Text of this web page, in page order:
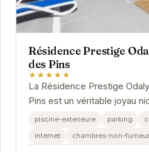
Résidence Prestige
des Pins
★★★★★
La Résidence Prestige
Pins est un véritable joyau
Noirmoutier-en-l'Île. Avec
piscine-exterieure parking
internet
chambres-non-